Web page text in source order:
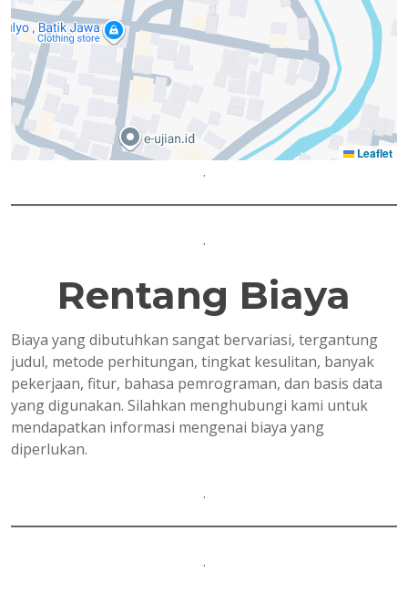
Leaflet
.
.
Rentang Biaya
Biaya yang dibutuhkan sangat bervariasi, tergantung
judul, metode perhitungan, tingkat kesulitan, banyak
pekerjaan, fitur, bahasa pemrograman, dan basis data
yang digunakan. Silahkan menghubungi kami untuk
mendapatkan informasi mengenai biaya yang
diperlukan.
.
.